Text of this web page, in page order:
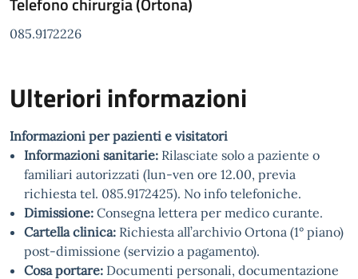
085.9172226
Ulteriori informazioni
Informazioni per pazienti e visitatori
Informazioni sanitarie:Rilasciate solo a paziente o
familiari autorizzati (lun-ven ore 12.00, previa
richiesta tel. 085.9172425). No info telefoniche.
Dimissione:Consegna lettera per medico curante.
Cartella clinica:Richiesta all’archivio Ortona (1° piano)
post-dimissione (servizio a pagamento).
Cosa portare:Documenti personali, documentazione